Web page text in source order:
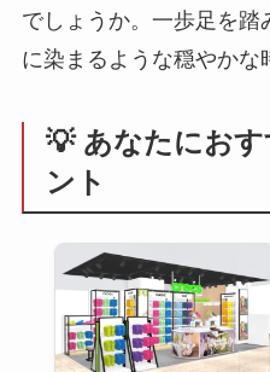
でしょうか。一歩足を
に染まるような穏やかな
💡 あなたにお
ント